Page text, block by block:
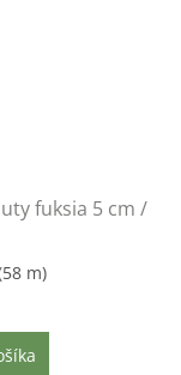
fuksia 5 cm /
m)